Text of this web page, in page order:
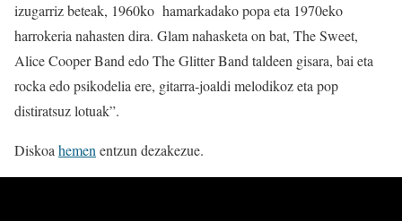
izugarriz beteak, 1960ko hamarkadako popa eta 1970eko
harrokeria nahasten dira. Glam nahasketa on bat, The Sweet,
Alice Cooper Band edo The Glitter Band taldeen gisara, bai eta
rocka edo psikodelia ere, gitarra-joaldi melodikoz eta pop
distiratsuz lotuak”.
Diskoahemenentzun dezakezue.